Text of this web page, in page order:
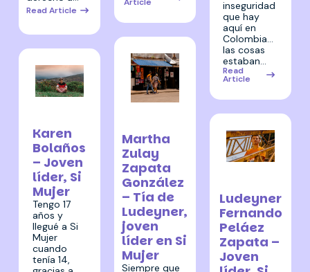
Read Article
inseguridad
que hay
aquí en
Colombia…
las cosas
estaban…
Read
Article
Karen
Bolaños
– Joven
líder, Si
Mujer
Tengo 17
años y
llegué a Si
Mujer
cuando
tenía 14,
Martha
Zulay
Zapata
González
– Tía de
Ludeyner,
joven
líder en Si
Mujer
Siempre que
Ludeyner
Fernando
Peláez
Zapata –
Joven